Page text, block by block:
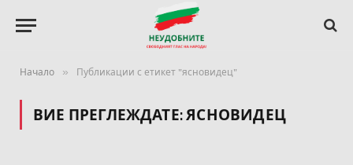
Начало » Публикации с етикет "ясновидец"
ВИЕ ПРЕГЛЕЖДАТЕ:ЯСНОВИДЕЦ